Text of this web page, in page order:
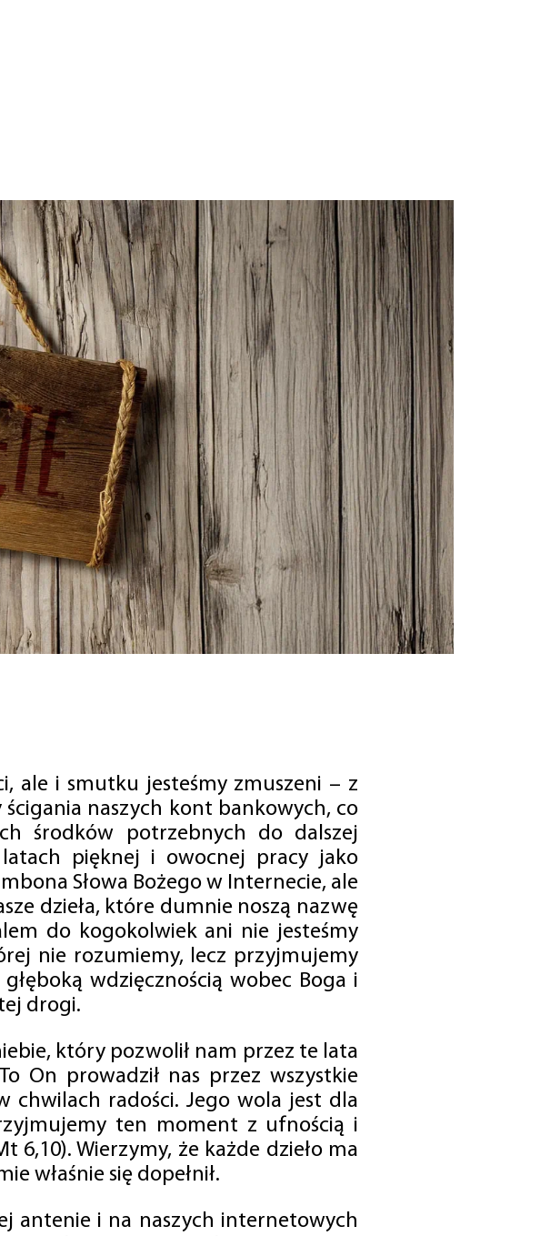
ale i smutku jesteśmy zmuszeni – z
naszych kont bankowych, co
środków potrzebnych do dalszej
pięknej i owocnej pracy jako
Słowa Bożego w Internecie, ale
dzieła, które dumnie noszą nazwę
do kogokolwiek ani nie jesteśmy
nie rozumiemy, lecz przyjmujemy
wdzięcznością wobec Boga i
drogi.
który pozwolił nam przez te lata
On prowadził nas przez wszystkie
chwilach radości. Jego wola jest dla
ten moment z ufnością i
6,10). Wierzymy, że każde dzieło ma
właśnie się dopełnił.
antenie i na naszych internetowych